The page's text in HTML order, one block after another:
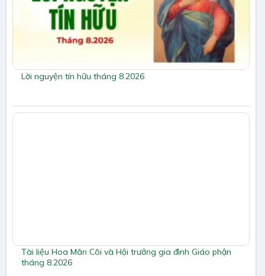
Lời nguyện tín hữu tháng 8.2026
Tài liệu Hoa Mân Côi và Hội trưởng gia đình Giáo phận
tháng 8.2026